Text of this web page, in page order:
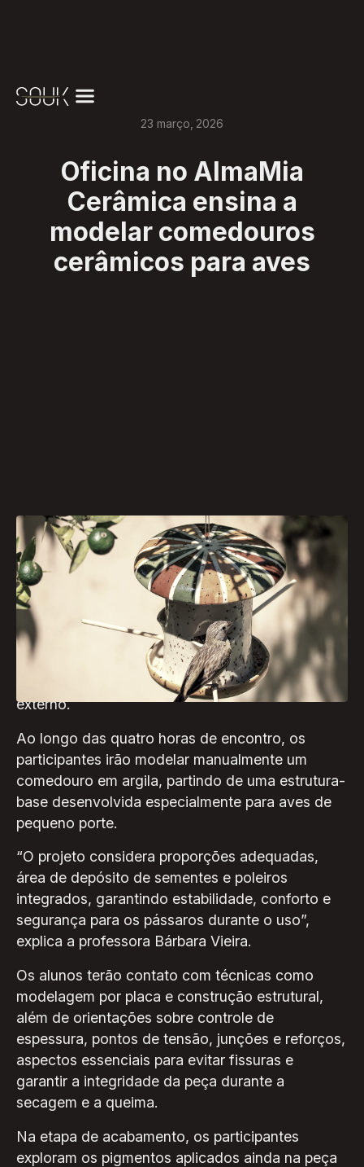
23 março 2026
Oficina no AlmaMia
Cerâmica ensina a
modelar comedouros
cerâmicos para aves
Unindo prática cerâmica e funcionalidade, o
ateliê AlmaMia Cerâmica, em Curitiba, realiza no
dia 11 de abril a oficina “Comedouro para
Canários”. A proposta é uma imersão no fazer
manual, com foco na criação de uma peça
pensada para o convívio com aves urbanas e uso
externo.
Ao longo das quatro horas de encontro, os
participantes irão modelar manualmente um
comedouro em argila, partindo de uma estrutura-
base desenvolvida especialmente para aves de
pequeno porte.
“O projeto considera proporções adequadas,
área de depósito de sementes e poleiros
integrados, garantindo estabilidade, conforto e
segurança para os pássaros durante o uso”,
explica a professora Bárbara Vieira.
Os alunos terão contato com técnicas como
modelagem por placa e construção estrutural,
além de orientações sobre controle de
espessura, pontos de tensão, junções e reforços,
aspectos essenciais para evitar fissuras e
garantir a integridade da peça durante a
secagem e a queima.
Na etapa de acabamento, os participantes
exploram os pigmentos aplicados ainda na peça